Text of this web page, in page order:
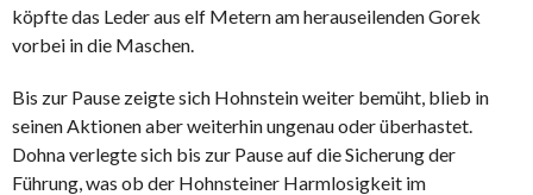
köpfte das Leder aus elf Metern am herauseilenden Gorek
vorbei in die Maschen.
Bis zur Pause zeigte sich Hohnstein weiter bemüht, blieb in
seinen Aktionen aber weiterhin ungenau oder überhastet.
Dohna verlegte sich bis zur Pause auf die Sicherung der
Führung, was ob der Hohnsteiner Harmlosigkeit im